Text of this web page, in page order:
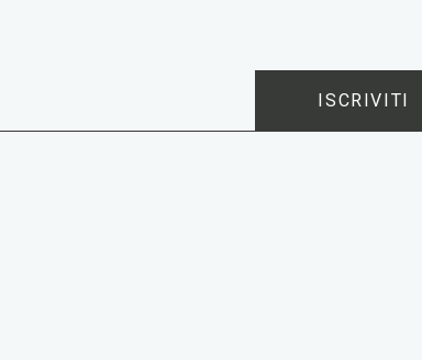
ISCRIVITI